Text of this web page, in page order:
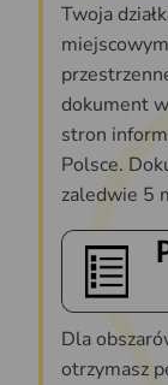
Twoja
dokument
stron
Polsce.
zaledwie 5
Dla
otrzymasz